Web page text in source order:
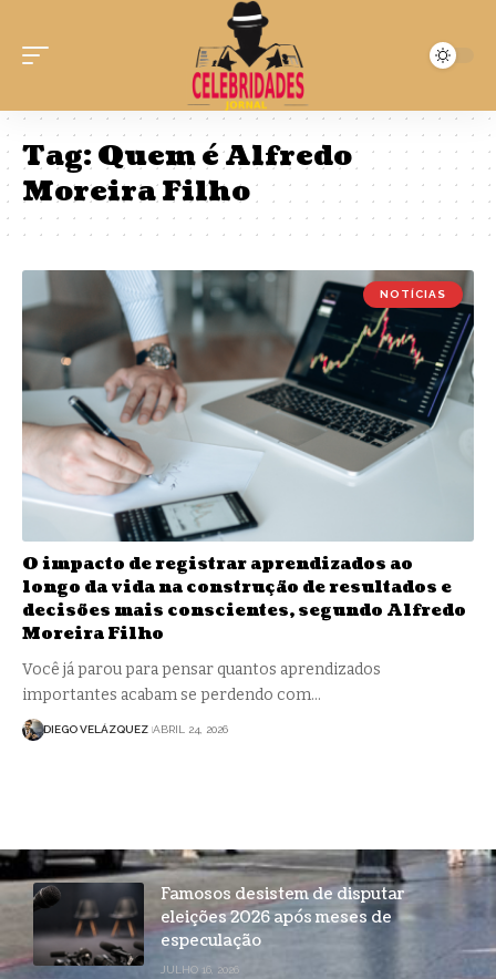
Tag:Quem é Alfredo
Moreira Filho
NOTÍCIAS
O impacto de registrar aprendizados ao
longo da vida na construção de resultados e
decisões mais conscientes, segundo Alfredo
Moreira Filho
Você já parou para pensar quantos aprendizados
importantes acabam se perdendo com…
DIEGO VELÁZQUEZ ABRIL 24, 2026
Famosos desistem de disputar
eleições 2026 após meses de
especulação
JULHO 16, 2026